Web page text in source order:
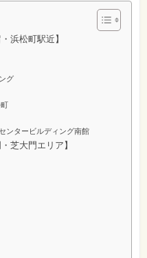
浜松町駅近】
グ
ンタービルディング南館
芝大門エリア】